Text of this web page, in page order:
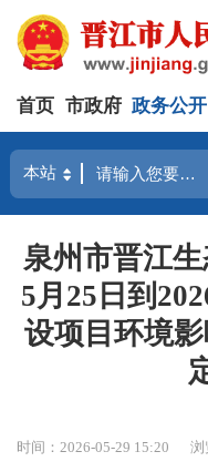
首页 市政府 政务公开
泉州市晋江
5月25日到
设项目环境
时间：2026-05-29 15:20 浏